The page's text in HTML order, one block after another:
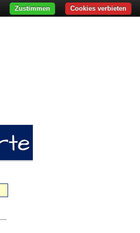
Cookies verbieten
Zustimmen